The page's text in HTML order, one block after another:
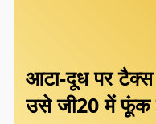
आटा-दूध पर टैक्स
उसे जी20 में फूंक